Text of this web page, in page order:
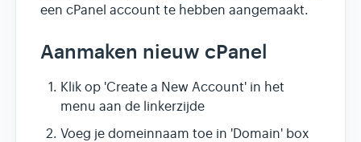
Hoasted.com →
een cPanel account te hebben aangemaakt.
Aanmaken nieuw cPanel
Klik op 'Create a New Account' in het
menu aan de linkerzijde
Voeg je domeinnaam toe in 'Domain' box